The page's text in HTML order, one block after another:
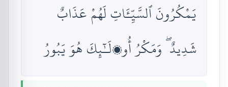
يَمْكُرُونَ ٱلسَّيِّـَٔاتِ لَهُمْ عَذَابٌ
شَدِيدٌ ۖ وَمَكْرُ أُو۟لَـٰٓئِكَ هُوَ يَبُورُ